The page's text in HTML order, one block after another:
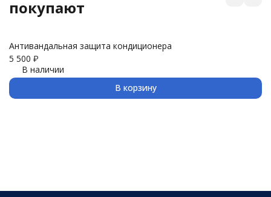
покупают
Антивандальная защита кондиционера
5 500 ₽
В наличии
В корзину